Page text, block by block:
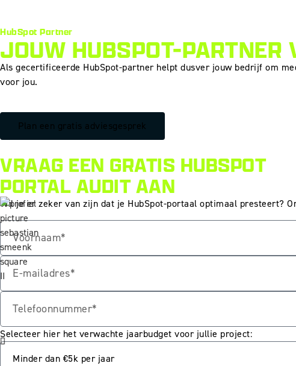
HubSpot Partner
JOUW HUBSPOT-PARTNER
Als gecertificeerde HubSpot-partner helpt dusver jouw bedrijf om
voor jou.
Plan een gratis adviesgesprek
VRAAG EEN GRATIS HUBSPOT
PORTAL AUDIT AAN
Wil je er zeker van zijn dat je HubSpot-portaal optimaal presteert?
Selecteer hier het verwachte jaarbudget voor jullie project: